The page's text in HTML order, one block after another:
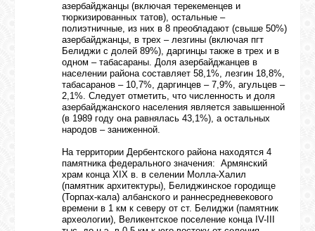
азербайджанцы (включая терекеменцев и
тюркизированных татов), остальные –
полиэтничные, из них в 8 преобладают (свыше 50%)
азербайджанцы, в трех – лезгины (включая пгт
Белиджи с долей 89%), даргинцы также в трех и в
одном – табасараны. Доля азербайджанцев в
населении района составляет 58,1%, лезгин 18,8%,
табасаранов – 10,7%, даргинцев – 7,9%, агульцев –
2,1%. Следует отметить, что численность и доля
азербайджанского населения является завышенной
(в 1989 году она равнялась 43,1%), а остальных
народов – заниженной.
На территории Дербентского района находятся 4
памятника федерального значения: Армянский
храм конца XIX в. в селении Молла-Халил
(памятник архитектуры), Белиджинское городище
(Торпах-кала) албанского и раннесредневекового
времени в 1 км к северу от ст. Белиджи (памятник
археологии), Великентское поселение конца IV-III